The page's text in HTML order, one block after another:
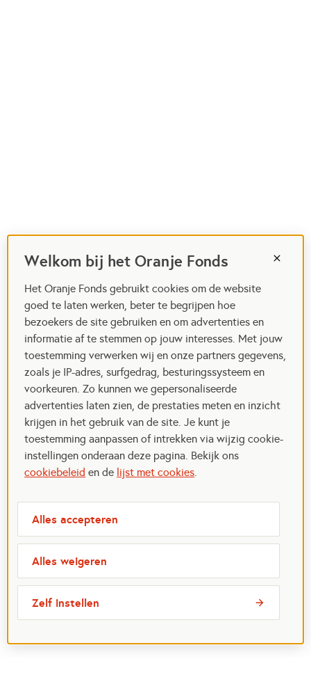
Welkom bij het Oranje Fonds
Het Oranje Fonds gebruikt cookies om de website
goed te laten werken, beter te begrijpen hoe
bezoekers de site gebruiken en om advertenties en
informatie af te stemmen op jouw interesses. Met jouw
toestemming verwerken wij en onze partners gegevens,
zoals je IP-adres, surfgedrag, besturingssysteem en
voorkeuren. Zo kunnen we gepersonaliseerde
advertenties laten zien, de prestaties meten en inzicht
krijgen in het gebruik van de site. Je kunt je
toestemming aanpassen of intrekken via wijzig cookie-
instellingen onderaan deze pagina. Bekijk ons
cookiebeleid en de lijst met cookies.
Alles accepteren
Alles weigeren
Zelf instellen